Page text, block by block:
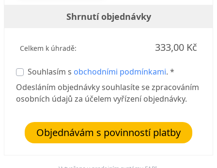
Shrnutí objednávky
Celkem k úhradě: 333,00 Kč
Souhlasím s obchodními podmínkami. *
Odesláním objednávky souhlasíte se zpracováním
osobních údajů za účelem vyřízení objednávky.
Objednávám s povinností platby